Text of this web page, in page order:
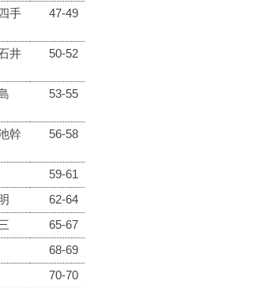
手
47-49
井
50-52
53-55
幹
56-58
59-61
62-64
65-67
68-69
70-70